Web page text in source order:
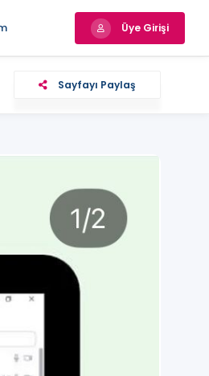
Üye Girişi
Sayfayı Paylaş